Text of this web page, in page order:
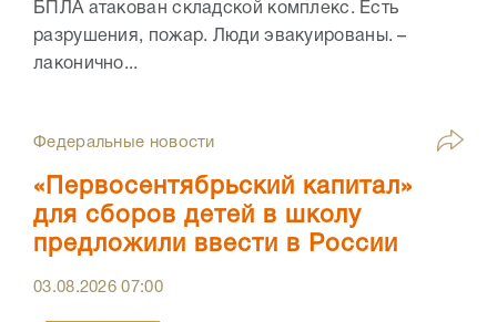
БПЛА атакован складской комплекс. Есть
разрушения, пожар. Люди эвакуированы. –
лаконично...
Федеральные новости
«Первосентябрьский капитал»
для сборов детей в школу
предложили ввести в России
03.08.202607:00